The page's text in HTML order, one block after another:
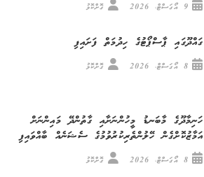
9 އޯގަސްޓް، 2026 ގޮށްކޮޅު
ގައްދޫގައި ޕާސްޕޯޓުގެ ހިދުމަތް ފަށައިފި
8 އޯގަސްޓް، 2026 ގޮށްކޮޅު
ހަނިމާދޫގެ މާބަނޑު މީހުންނަށާއި ގާތުންދޭ މައިންނަށް
އަމާޒުކޮށްގެން ހޭލުންތެރިކުރުވުމުގެ ސެޝަނެއް ބާއްވައިފި
8 އޯގަސްޓް، 2026 ގޮށްކޮޅު